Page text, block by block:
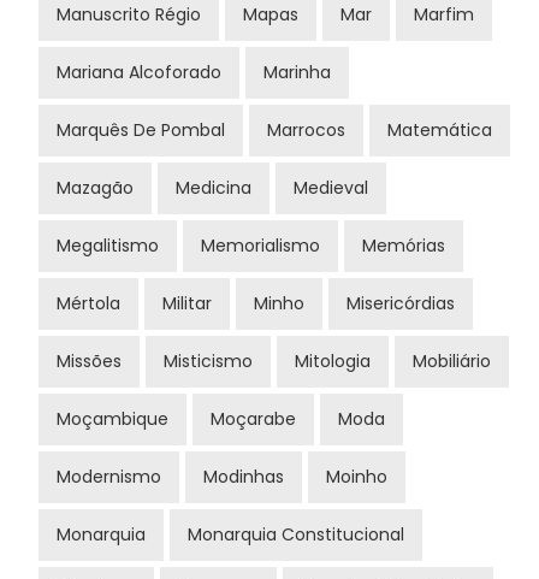
Manuscrito Régio Mapas Mar Marfim
Mariana Alcoforado Marinha
Marquês De Pombal Marrocos Matemática
Mazagão Medicina Medieval
Megalitismo Memorialismo Memórias
Mértola Militar Minho Misericórdias
Missões Misticismo Mitologia Mobiliário
Moçambique Moçarabe Moda
Modernismo Modinhas Moinho
Monarquia Monarquia Constitucional